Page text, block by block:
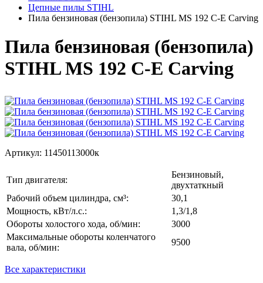
Цепные пилы STIHL
Пила бензиновая (бензопила) STIHL MS 192 C-E Carving
Пила бензиновая (бензопила)
STIHL MS 192 C-E Carving
Артикул: 11450113000к
Тип двигателя:
Бензиновый,
двухтаткный
Рабочий объем цилиндра, см³:
30,1
Мощность, кВт/л.с.:
1,3/1,8
Обороты холостого хода, об/мин:
3000
Максимальные обороты коленчатого
вала, об/мин:
9500
Все характеристики